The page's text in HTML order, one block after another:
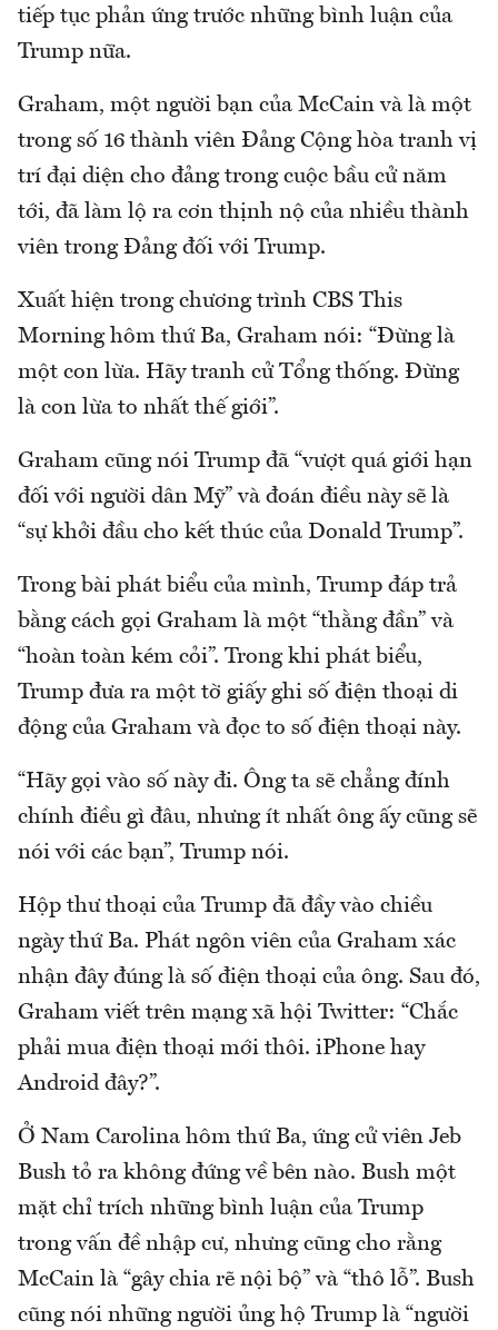
tiếp tục phản ứng trước những bình luận của
Trump nữa.
Graham, một người bạn của McCain và là một
trong số 16 thành viên Đảng Cộng hòa tranh vị
trí đại diện cho đảng trong cuộc bầu cử năm
tới, đã làm lộ ra cơn thịnh nộ của nhiều thành
viên trong Đảng đối với Trump.
Xuất hiện trong chương trình CBS This
Morning hôm thứ Ba, Graham nói: “Đừng là
một con lừa. Hãy tranh cử Tổng thống. Đừng
là con lừa to nhất thế giới”.
Graham cũng nói Trump đã “vượt quá giới hạn
đối với người dân Mỹ” và đoán điều này sẽ là
“sự khởi đầu cho kết thúc của Donald Trump”.
Trong bài phát biểu của mình, Trump đáp trả
bằng cách gọi Graham là một “thằng đần” và
“hoàn toàn kém cỏi”. Trong khi phát biểu,
Trump đưa ra một tờ giấy ghi số điện thoại di
động của Graham và đọc to số điện thoại này.
“Hãy gọi vào số này đi. Ông ta sẽ chẳng đính
chính điều gì đâu, nhưng ít nhất ông ấy cũng sẽ
nói với các bạn”, Trump nói.
Hộp thư thoại của Trump đã đầy vào chiều
ngày thứ Ba. Phát ngôn viên của Graham xác
nhận đây đúng là số điện thoại của ông. Sau đó,
Graham viết trên mạng xã hội Twitter: “Chắc
phải mua điện thoại mới thôi. iPhone hay
Android đây?”.
Ở Nam Carolina hôm thứ Ba, ứng cử viên Jeb
Bush tỏ ra không đứng về bên nào. Bush một
mặt chỉ trích những bình luận của Trump
trong vấn đề nhập cư, nhưng cũng cho rằng
McCain là “gây chia rẽ nội bộ” và “thô lỗ”. Bush
cũng nói những người ủng hộ Trump là “người